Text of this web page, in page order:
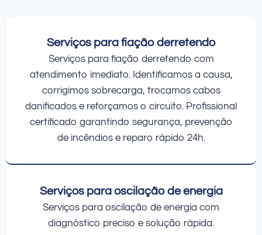
Serviços para fiação derretendo
Serviços para fiação derretendo com
atendimento imediato. Identificamos a causa,
corrigimos sobrecarga, trocamos cabos
danificados e reforçamos o circuito. Profissional
certificado garantindo segurança, prevenção
de incêndios e reparo rápido 24h.
Serviços para oscilação de energia
Serviços para oscilação de energia com
diagnóstico preciso e solução rápida.